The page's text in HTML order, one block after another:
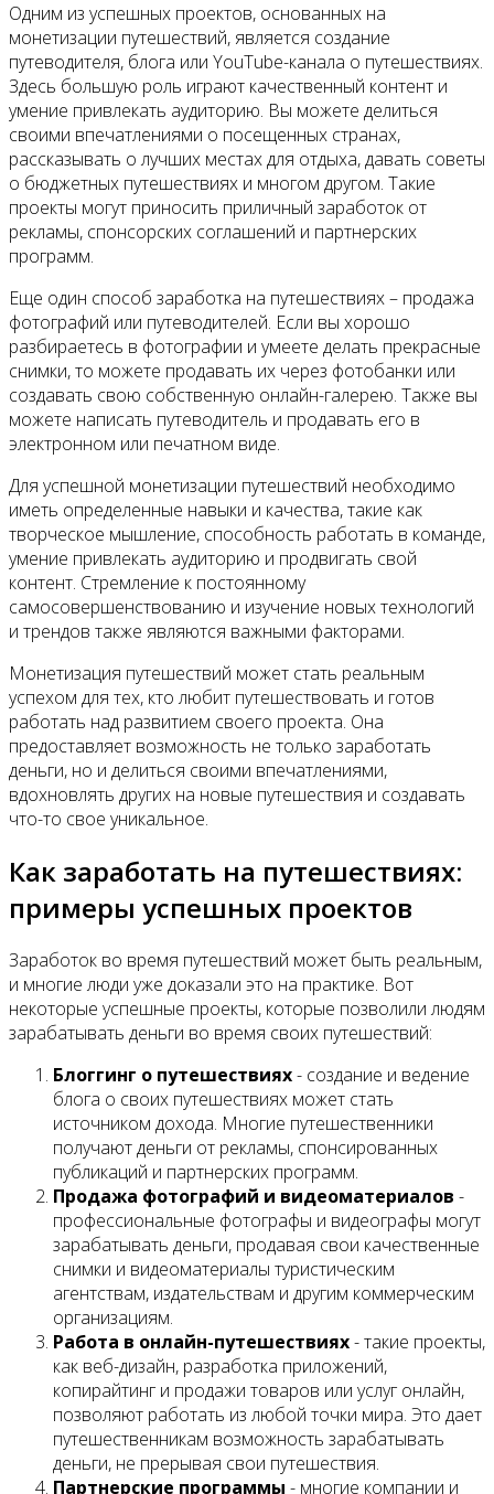
Одним из успешных проектов, основанных на
монетизации путешествий, является создание
путеводителя, блога или YouTube-канала о путешествиях.
Здесь большую роль играют качественный контент и
умение привлекать аудиторию. Вы можете делиться
своими впечатлениями о посещенных странах,
рассказывать о лучших местах для отдыха, давать советы
о бюджетных путешествиях и многом другом. Такие
проекты могут приносить приличный заработок от
рекламы, спонсорских соглашений и партнерских
программ.
Еще один способ заработка на путешествиях – продажа
фотографий или путеводителей. Если вы хорошо
разбираетесь в фотографии и умеете делать прекрасные
снимки, то можете продавать их через фотобанки или
создавать свою собственную онлайн-галерею. Также вы
можете написать путеводитель и продавать его в
электронном или печатном виде.
Для успешной монетизации путешествий необходимо
иметь определенные навыки и качества, такие как
творческое мышление, способность работать в команде,
умение привлекать аудиторию и продвигать свой
контент. Стремление к постоянному
самосовершенствованию и изучение новых технологий
и трендов также являются важными факторами.
Монетизация путешествий может стать реальным
успехом для тех, кто любит путешествовать и готов
работать над развитием своего проекта. Она
предоставляет возможность не только заработать
деньги, но и делиться своими впечатлениями,
вдохновлять других на новые путешествия и создавать
что-то свое уникальное.
Как заработать на путешествиях:
примеры успешных проектов
Заработок во время путешествий может быть реальным,
и многие люди уже доказали это на практике. Вот
некоторые успешные проекты, которые позволили людям
зарабатывать деньги во время своих путешествий:
Блоггинг о путешествиях- создание и ведение
блога о своих путешествиях может стать
источником дохода. Многие путешественники
получают деньги от рекламы, спонсированных
публикаций и партнерских программ.
Продажа фотографий и видеоматериалов -
профессиональные фотографы и видеографы могут
зарабатывать деньги, продавая свои качественные
снимки и видеоматериалы туристическим
агентствам, издательствам и другим коммерческим
организациям.
Работа в онлайн-путешествиях- такие проекты,
как веб-дизайн, разработка приложений,
копирайтинг и продажи товаров или услуг онлайн,
позволяют работать из любой точки мира. Это дает
путешественникам возможность зарабатывать
деньги, не прерывая свои путешествия.
Партнерские программы - многие компании и